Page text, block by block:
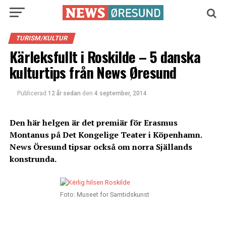
TURISM/KULTUR
Kärleksfullt i Roskilde – 5 danska
kulturtips från News Øresund
Publicerad 12 år sedan den 4 september, 2014
Den här helgen är det premiär för Erasmus
Montanus på Det Kongelige Teater i Köpenhamn.
News Öresund tipsar också om norra Själlands
konstrunda.
Foto: Museet for Samtidskunst